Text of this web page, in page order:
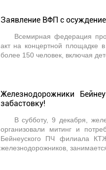
Заявление ВФП с
Всемирная федерация
акт на концертной площадке
более 150 человек, включая
Железнодорожники
забастовку!
В субботу, 9 декабря,
организовали митинг и
Бейнеуского ПЧ филиала
железнодорожников,